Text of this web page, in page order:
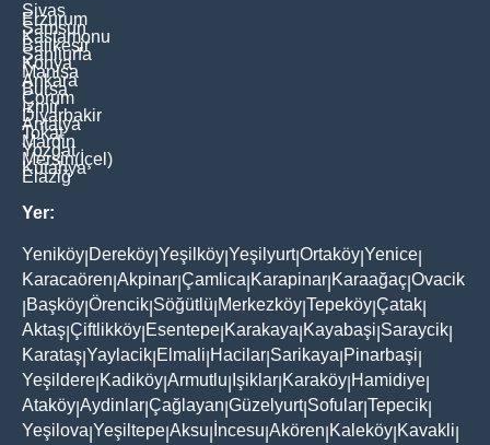
Sivas
Erzurum
Samsun
Kastamonu
Balikesir
Şanliurfa
Konya
Manisa
Ankara
Bursa
Çorum
İzmir
Diyarbakir
Antalya
Tokat
Mardin
Yozgat
Mersin(İçel)
Kütahya
Elaziğ
Yer:
Yeniköy Dereköy Yeşilköy Yeşilyurt|Ortaköy Yenice
Karacaören Akpinar Çamlica Karapinar Karaağaç Ovacik
Başköy Örencik Söğütlü Merkezköy Tepeköy Çatak
Aktaş Çiftlikköy Esentepe Karakaya Kayabaşi Saraycik
Karataş Yaylacik Elmali Hacilar Sarikaya Pinarbaşi
Yeşildere Kadiköy Armutlu Işiklar Karaköy Hamidiye
Ataköy Aydinlar Çağlayan Güzelyurt| Sofular Tepecik
Yeşilova Yeşiltepe Aksu İncesu Akören Kaleköy Kavakli